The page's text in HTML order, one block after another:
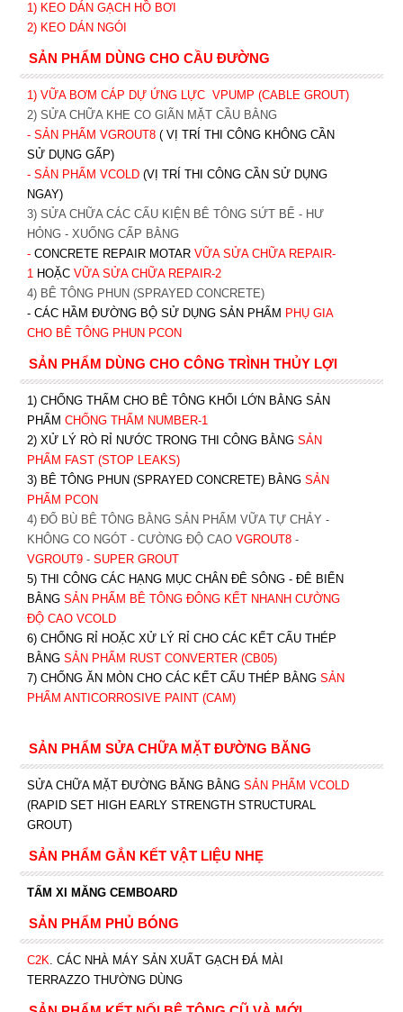
1) KEO DÁN GẠCH HỒ BƠI
2) KEO DÁN NGÓI
SẢN PHẨM DÙNG CHO CẦU ĐƯỜNG
1) VỮA BƠM CÁP DỰ ỨNG LỰC VPUMP (CABLE GROUT)
2) SỬA CHỮA KHE CO GIÃN MẶT CẦU BẰNG
- SẢN PHẨM VGROUT8 ( VỊ TRÍ THI CÔNG KHÔNG CẦN
SỬ DỤNG GẤP)
- SẢN PHẨM VCOLD (VỊ TRÍ THI CÔNG CẦN SỬ DỤNG
NGAY)
3) SỬA CHỮA CÁC CẤU KIỆN BÊ TÔNG SỨT BỂ - HƯ
HỎNG - XUỐNG CẤP BẰNG
- CONCRETE REPAIR MOTAR VỮA SỬA CHỮA REPAIR-
1 HOẶC VỮA SỬA CHỮA REPAIR-2
4) BÊ TÔNG PHUN (SPRAYED CONCRETE)
- CÁC HẦM ĐƯỜNG BỘ SỬ DỤNG SẢN PHẨM PHỤ GIA
CHO BÊ TÔNG PHUN PCON
SẢN PHẨM DÙNG CHO CÔNG TRÌNH THỦY LỢI
1) CHỐNG THẤM CHO BÊ TÔNG KHỐI LỚN BẰNG SẢN
PHẨM CHỐNG THẤM NUMBER-1
2) XỬ LÝ RÒ RỈ NƯỚC TRONG THI CÔNG BẰNG SẢN
PHẨM FAST (STOP LEAKS)
3) BÊ TÔNG PHUN (SPRAYED CONCRETE) BẰNG SẢN
PHẨM PCON
4) ĐỔ BÙ BÊ TÔNG BẰNG SẢN PHẨM VỮA TỰ CHẢY -
KHÔNG CO NGÓT - CƯỜNG ĐỘ CAO VGROUT8-
VGROUT9- SUPER GROUT
5) THI CÔNG CÁC HẠNG MỤC CHÂN ĐÊ SÔNG - ĐÊ BIỂN
BẰNG SẢN PHẨM BÊ TÔNG ĐÔNG KẾT NHANH CƯỜNG
ĐỘ CAO VCOLD
6) CHỐNG RỈ HOẶC XỬ LÝ RỈ CHO CÁC KẾT CẤU THÉP
BẰNG SẢN PHẨM RUST CONVERTER (CB05)
7) CHỐNG ĂN MÒN CHO CÁC KẾT CẤU THÉP BẰNG SẢN
PHẨM ANTICORROSIVE PAINT (CAM)
SẢN PHẨM SỬA CHỮA MẶT ĐƯỜNG BĂNG
SỬA CHỮA MẶT ĐƯỜNG BĂNG BẰNG SẢN PHẨM VCOLD
(RAPID SET HIGH EARLY STRENGTH STRUCTURAL
GROUT)
SẢN PHẨM GẮN KẾT VẬT LIỆU NHẸ
TẤM XI MĂNG CEMBOARD
SẢN PHẨM PHỦ BÓNG
C2K. CÁC NHÀ MÁY SẢN XUẤT GẠCH ĐÁ MÀI
TERRAZZO THƯỜNG DÙNG